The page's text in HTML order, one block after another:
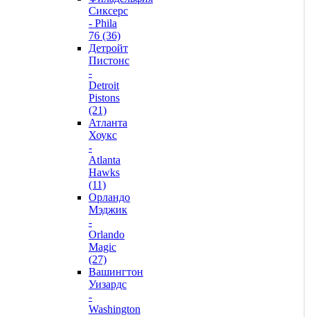
Сиксерс
- Phila
76 (36)
Детройт
Пистонс
-
Detroit
Pistons
(21)
Атланта
Хоукс
-
Atlanta
Hawks
(11)
Орландо
Мэджик
-
Orlando
Magic
(27)
Вашингтон
Уизардс
-
Washington